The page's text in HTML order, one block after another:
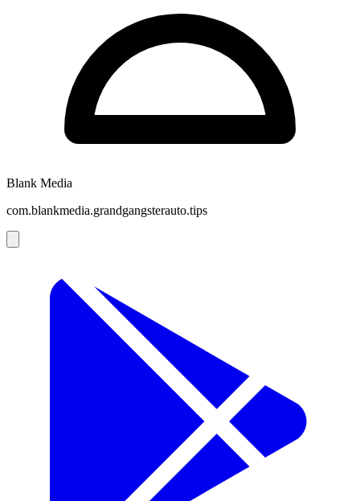
Blank Media
com.blankmedia.grandgangsterauto.tips